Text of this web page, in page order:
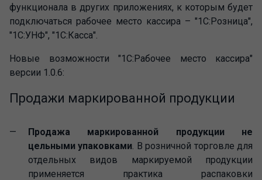
функционала в других приложениях, к которым будет
подключаться рабочее место кассира – "1С:Розница",
"1С:УНФ", "1С:Касса".
Новые возможности "1С:Рабочее место кассира"
версии 1.0.6:
Продажи маркированной продукции
Продажа маркированной продукции не
цельными упаковками. В розничной торговле для
отдельных видов маркируемой продукции
применяется практика распаковки